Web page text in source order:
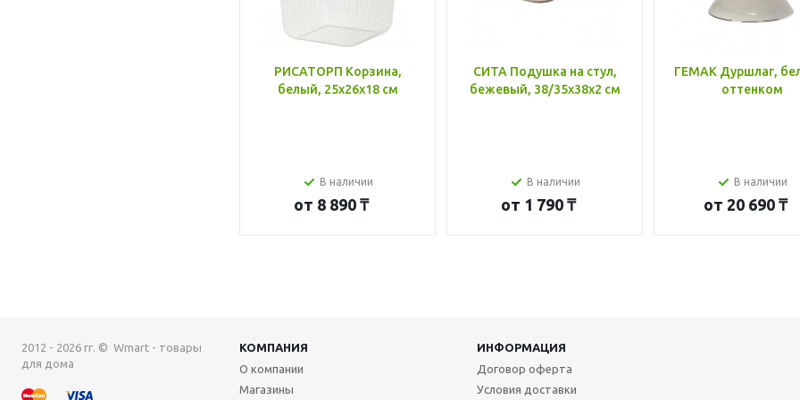
РИСАТОРП Корзина,
белый, 25x26x18 см
В наличии
от 8 890 ₸
СИТА Подушка на стул,
бежевый, 38/35x38x2 см
В наличии
от 1 790 ₸
ГЕМАК Дуршлаг,
оттенком
В наличии
от 20 690 ₸
2012 - 2026 гг. © Wmart - товары
для дома
КОМПАНИЯ
ИНФОРМАЦИЯ
О компании
Магазины
Договор оферта
Условия доставки